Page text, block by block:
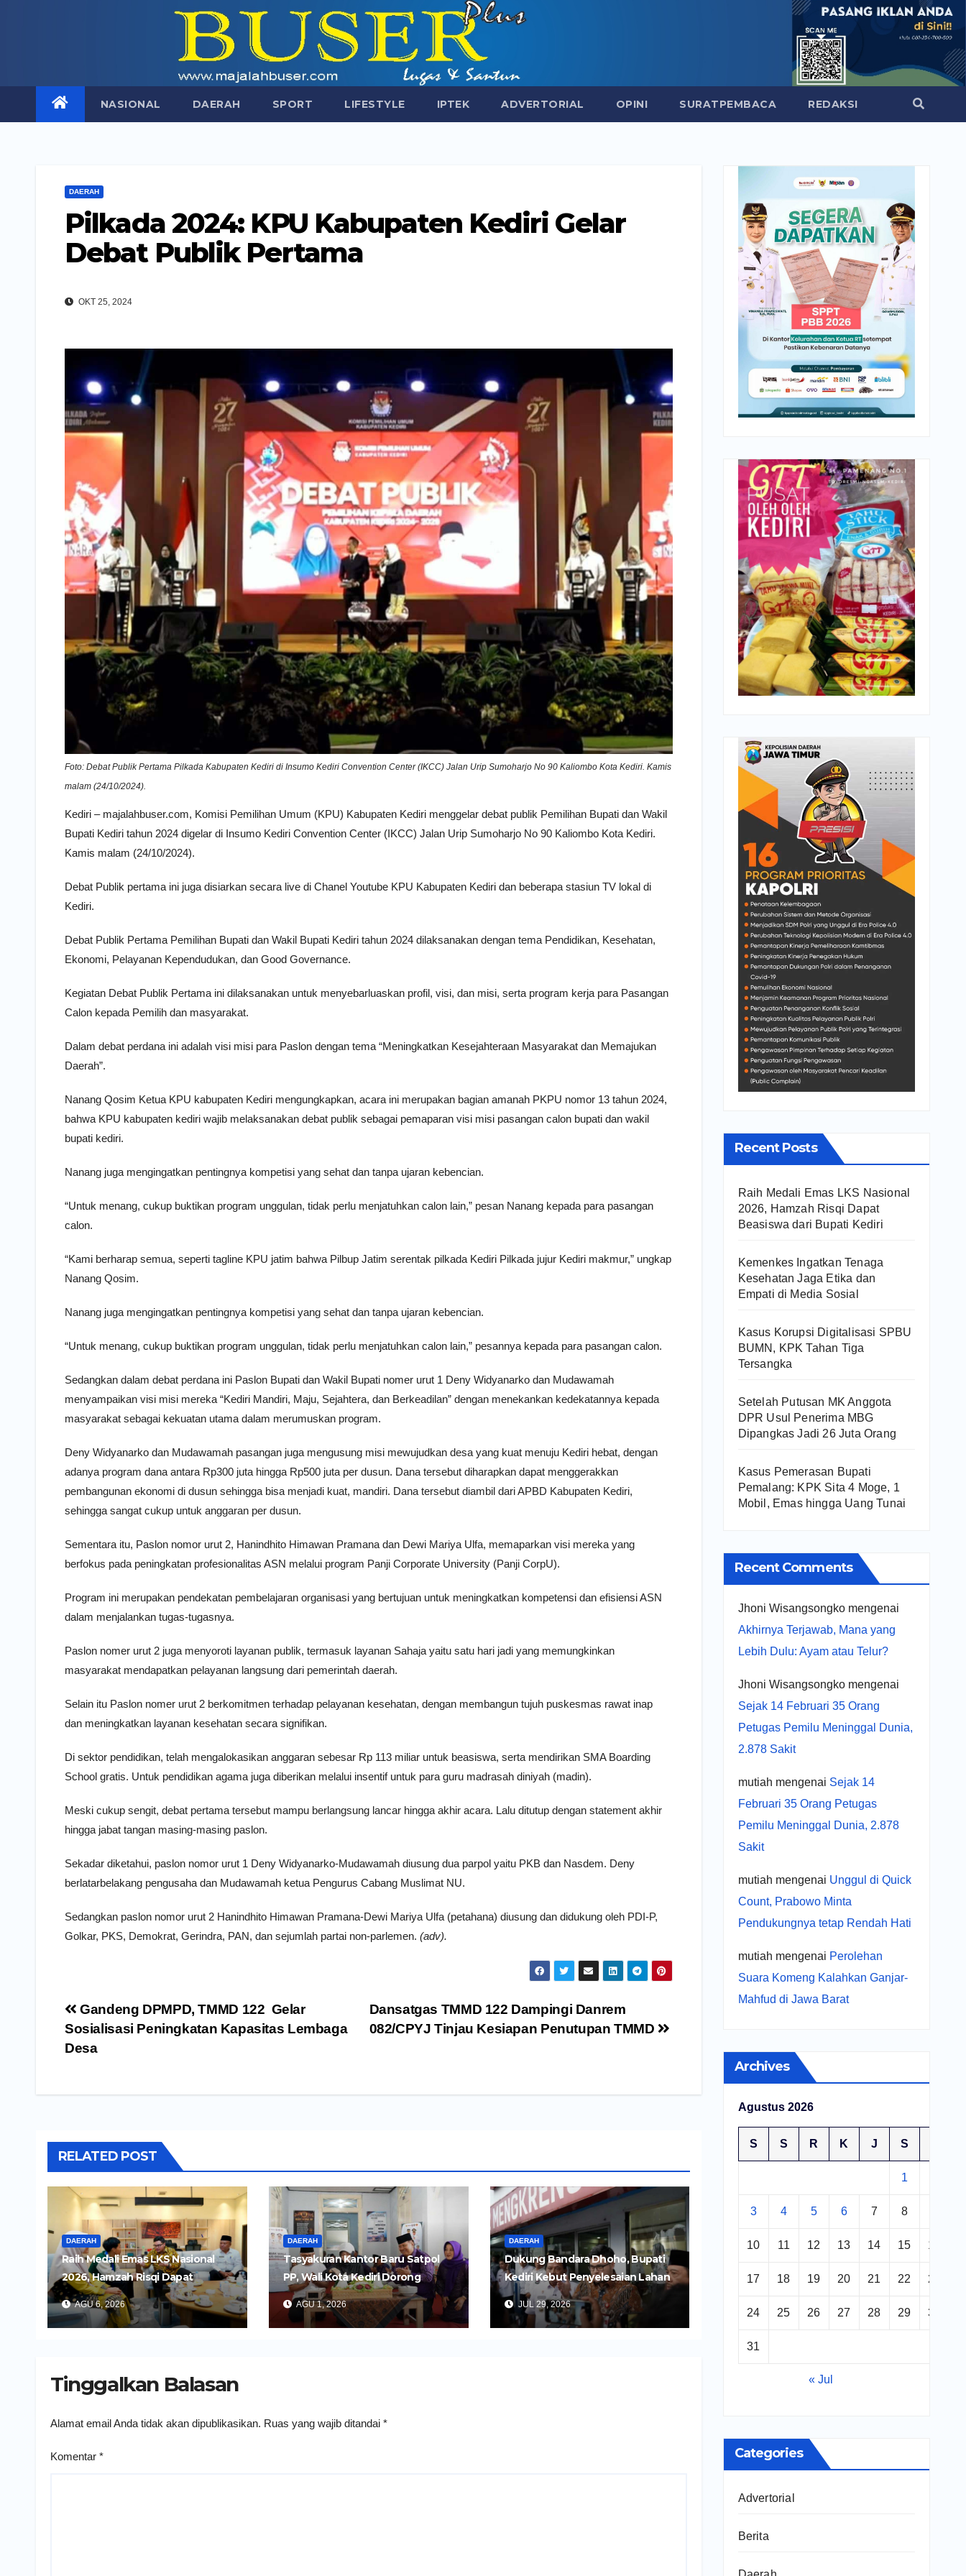
NASIONAL DAERAH SPORT LIFESTYLE IPTEK ADVERTORIAL OPINI SURATPEMBACA REDAKSI
DAERAH
Pilkada 2024: KPU Kabupaten Kediri Gelar
Debat Publik Pertama
OKT 25, 2024
Foto: Debat Publik Pertama Pilkada Kabupaten Kediri di Insumo Kediri Convention Center (IKCC) Jalan Urip Sumoharjo No 90 Kaliombo Kota Kediri. Kamis
malam (24/10/2024).
Kediri – majalahbuser.com, Komisi Pemilihan Umum (KPU) Kabupaten Kediri menggelar debat publik Pemilihan Bupati dan Wakil
Bupati Kediri tahun 2024 digelar di Insumo Kediri Convention Center (IKCC) Jalan Urip Sumoharjo No 90 Kaliombo Kota Kediri.
Kamis malam (24/10/2024).
Debat Publik pertama ini juga disiarkan secara live di Chanel Youtube KPU Kabupaten Kediri dan beberapa stasiun TV lokal di
Kediri.
Debat Publik Pertama Pemilihan Bupati dan Wakil Bupati Kediri tahun 2024 dilaksanakan dengan tema Pendidikan, Kesehatan,
Ekonomi, Pelayanan Kependudukan, dan Good Governance.
Kegiatan Debat Publik Pertama ini dilaksanakan untuk menyebarluaskan profil, visi, dan misi, serta program kerja para Pasangan
Calon kepada Pemilih dan masyarakat.
Dalam debat perdana ini adalah visi misi para Paslon dengan tema “Meningkatkan Kesejahteraan Masyarakat dan Memajukan
Daerah”.
Nanang Qosim Ketua KPU kabupaten Kediri mengungkapkan, acara ini merupakan bagian amanah PKPU nomor 13 tahun 2024,
bahwa KPU kabupaten kediri wajib melaksanakan debat publik sebagai pemaparan visi misi pasangan calon bupati dan wakil
bupati kediri.
Nanang juga mengingatkan pentingnya kompetisi yang sehat dan tanpa ujaran kebencian.
“Untuk menang, cukup buktikan program unggulan, tidak perlu menjatuhkan calon lain,” pesan Nanang kepada para pasangan
calon.
“Kami berharap semua, seperti tagline KPU jatim bahwa Pilbup Jatim serentak pilkada Kediri Pilkada jujur Kediri makmur,” ungkap
Nanang Qosim.
Nanang juga mengingatkan pentingnya kompetisi yang sehat dan tanpa ujaran kebencian.
“Untuk menang, cukup buktikan program unggulan, tidak perlu menjatuhkan calon lain,” pesannya kepada para pasangan calon.
Sedangkan dalam debat perdana ini Paslon Bupati dan Wakil Bupati nomer urut 1 Deny Widyanarko dan Mudawamah
menyampaikan visi misi mereka “Kediri Mandiri, Maju, Sejahtera, dan Berkeadilan” dengan menekankan kedekatannya kepada
masyarakat sebagai kekuatan utama dalam merumuskan program.
Deny Widyanarko dan Mudawamah pasangan juga mengusung misi mewujudkan desa yang kuat menuju Kediri hebat, dengan
adanya program dana antara Rp300 juta hingga Rp500 juta per dusun. Dana tersebut diharapkan dapat menggerakkan
pembangunan ekonomi di dusun sehingga bisa menjadi kuat, mandiri. Dana tersebut diambil dari APBD Kabupaten Kediri,
sehingga sangat cukup untuk anggaran per dusun.
Sementara itu, Paslon nomor urut 2, Hanindhito Himawan Pramana dan Dewi Mariya Ulfa, memaparkan visi mereka yang
berfokus pada peningkatan profesionalitas ASN melalui program Panji Corporate University (Panji CorpU).
Program ini merupakan pendekatan pembelajaran organisasi yang bertujuan untuk meningkatkan kompetensi dan efisiensi ASN
dalam menjalankan tugas-tugasnya.
Paslon nomer urut 2 juga menyoroti layanan publik, termasuk layanan Sahaja yaitu satu hari jadi yang memungkinkan
masyarakat mendapatkan pelayanan langsung dari pemerintah daerah.
Selain itu Paslon nomer urut 2 berkomitmen terhadap pelayanan kesehatan, dengan membangun tujuh puskesmas rawat inap
dan meningkatkan layanan kesehatan secara signifikan.
Di sektor pendidikan, telah mengalokasikan anggaran sebesar Rp 113 miliar untuk beasiswa, serta mendirikan SMA Boarding
School gratis. Untuk pendidikan agama juga diberikan melalui insentif untuk para guru madrasah diniyah (madin).
Meski cukup sengit, debat pertama tersebut mampu berlangsung lancar hingga akhir acara. Lalu ditutup dengan statement akhir
hingga jabat tangan masing-masing paslon.
Sekadar diketahui, paslon nomor urut 1 Deny Widyanarko-Mudawamah diusung dua parpol yaitu PKB dan Nasdem. Deny
berlatarbelakang pengusaha dan Mudawamah ketua Pengurus Cabang Muslimat NU.
Sedangkan paslon nomor urut 2 Hanindhito Himawan Pramana-Dewi Mariya Ulfa (petahana) diusung dan didukung oleh PDI-P,
Golkar, PKS, Demokrat, Gerindra, PAN, dan sejumlah partai non-parlemen. (adv).
Navigasi
pos
Dansatgas TMMD 122 Dampingi Danrem
082/CPYJ Tinjau Kesiapan Penutupan TMMD
Gandeng DPMPD, TMMD 122 Gelar
Sosialisasi Peningkatan Kapasitas Lembaga
Desa
RELATED POST
DAERAH
Raih Medali Emas LKS Nasional
2026, Hamzah Risqi Dapat
Beasiswa dari Bupati Kediri
AGU 6, 2026
DAERAH
Tasyakuran Kantor Baru Satpol
PP, Wali Kota Kediri Dorong
Pelayanan yang Lebih Cepat dan
Humanis
AGU 1, 2026
DAERAH
Dukung Bandara Dhoho, Bupati
Kediri Kebut Penyelesaian Lahan
Dua Ruas Tol Kertosono-Kediri
JUL 29, 2026
Tinggalkan Balasan
Alamat email Anda tidak akan dipublikasikan. Ruas yang wajib ditandai *
Komentar *
Recent Posts
Raih Medali Emas LKS Nasional
2026, Hamzah Risqi Dapat
Beasiswa dari Bupati Kediri
Kemenkes Ingatkan Tenaga
Kesehatan Jaga Etika dan
Empati di Media Sosial
Kasus Korupsi Digitalisasi SPBU
BUMN, KPK Tahan Tiga
Tersangka
Setelah Putusan MK Anggota
DPR Usul Penerima MBG
Dipangkas Jadi 26 Juta Orang
Kasus Pemerasan Bupati
Pemalang: KPK Sita 4 Moge, 1
Mobil, Emas hingga Uang Tunai
Recent Comments
Jhoni Wisangsongkomengenai
Akhirnya Terjawab, Mana yang
Lebih Dulu: Ayam atau Telur?
Jhoni Wisangsongkomengenai
Sejak 14 Februari 35 Orang
Petugas Pemilu Meninggal Dunia,
2.878 Sakit
mutiah mengenai Sejak 14
Februari 35 Orang Petugas
Pemilu Meninggal Dunia, 2.878
Sakit
mutiah mengenai Unggul di Quick
Count, Prabowo Minta
Pendukungnya tetap Rendah Hati
mutiah mengenai Perolehan
Suara Komeng Kalahkan Ganjar-
Mahfud di Jawa Barat
Archives
Agustus 2026
S S R K J S
1
3 4 5 6 7 8
10 11 12 13 14 15 16
17 18 19 20 21 22 23
24 25 26 27 28 29 30
31
« Jul
Categories
Advertorial
Berita